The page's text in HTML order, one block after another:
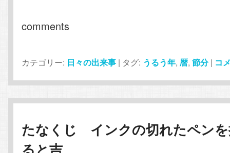
comments
カテゴリー: 日々の出来事 | タグ: うるう年,暦,節分 | コ
たなくじ インクの切れたペン
ると吉